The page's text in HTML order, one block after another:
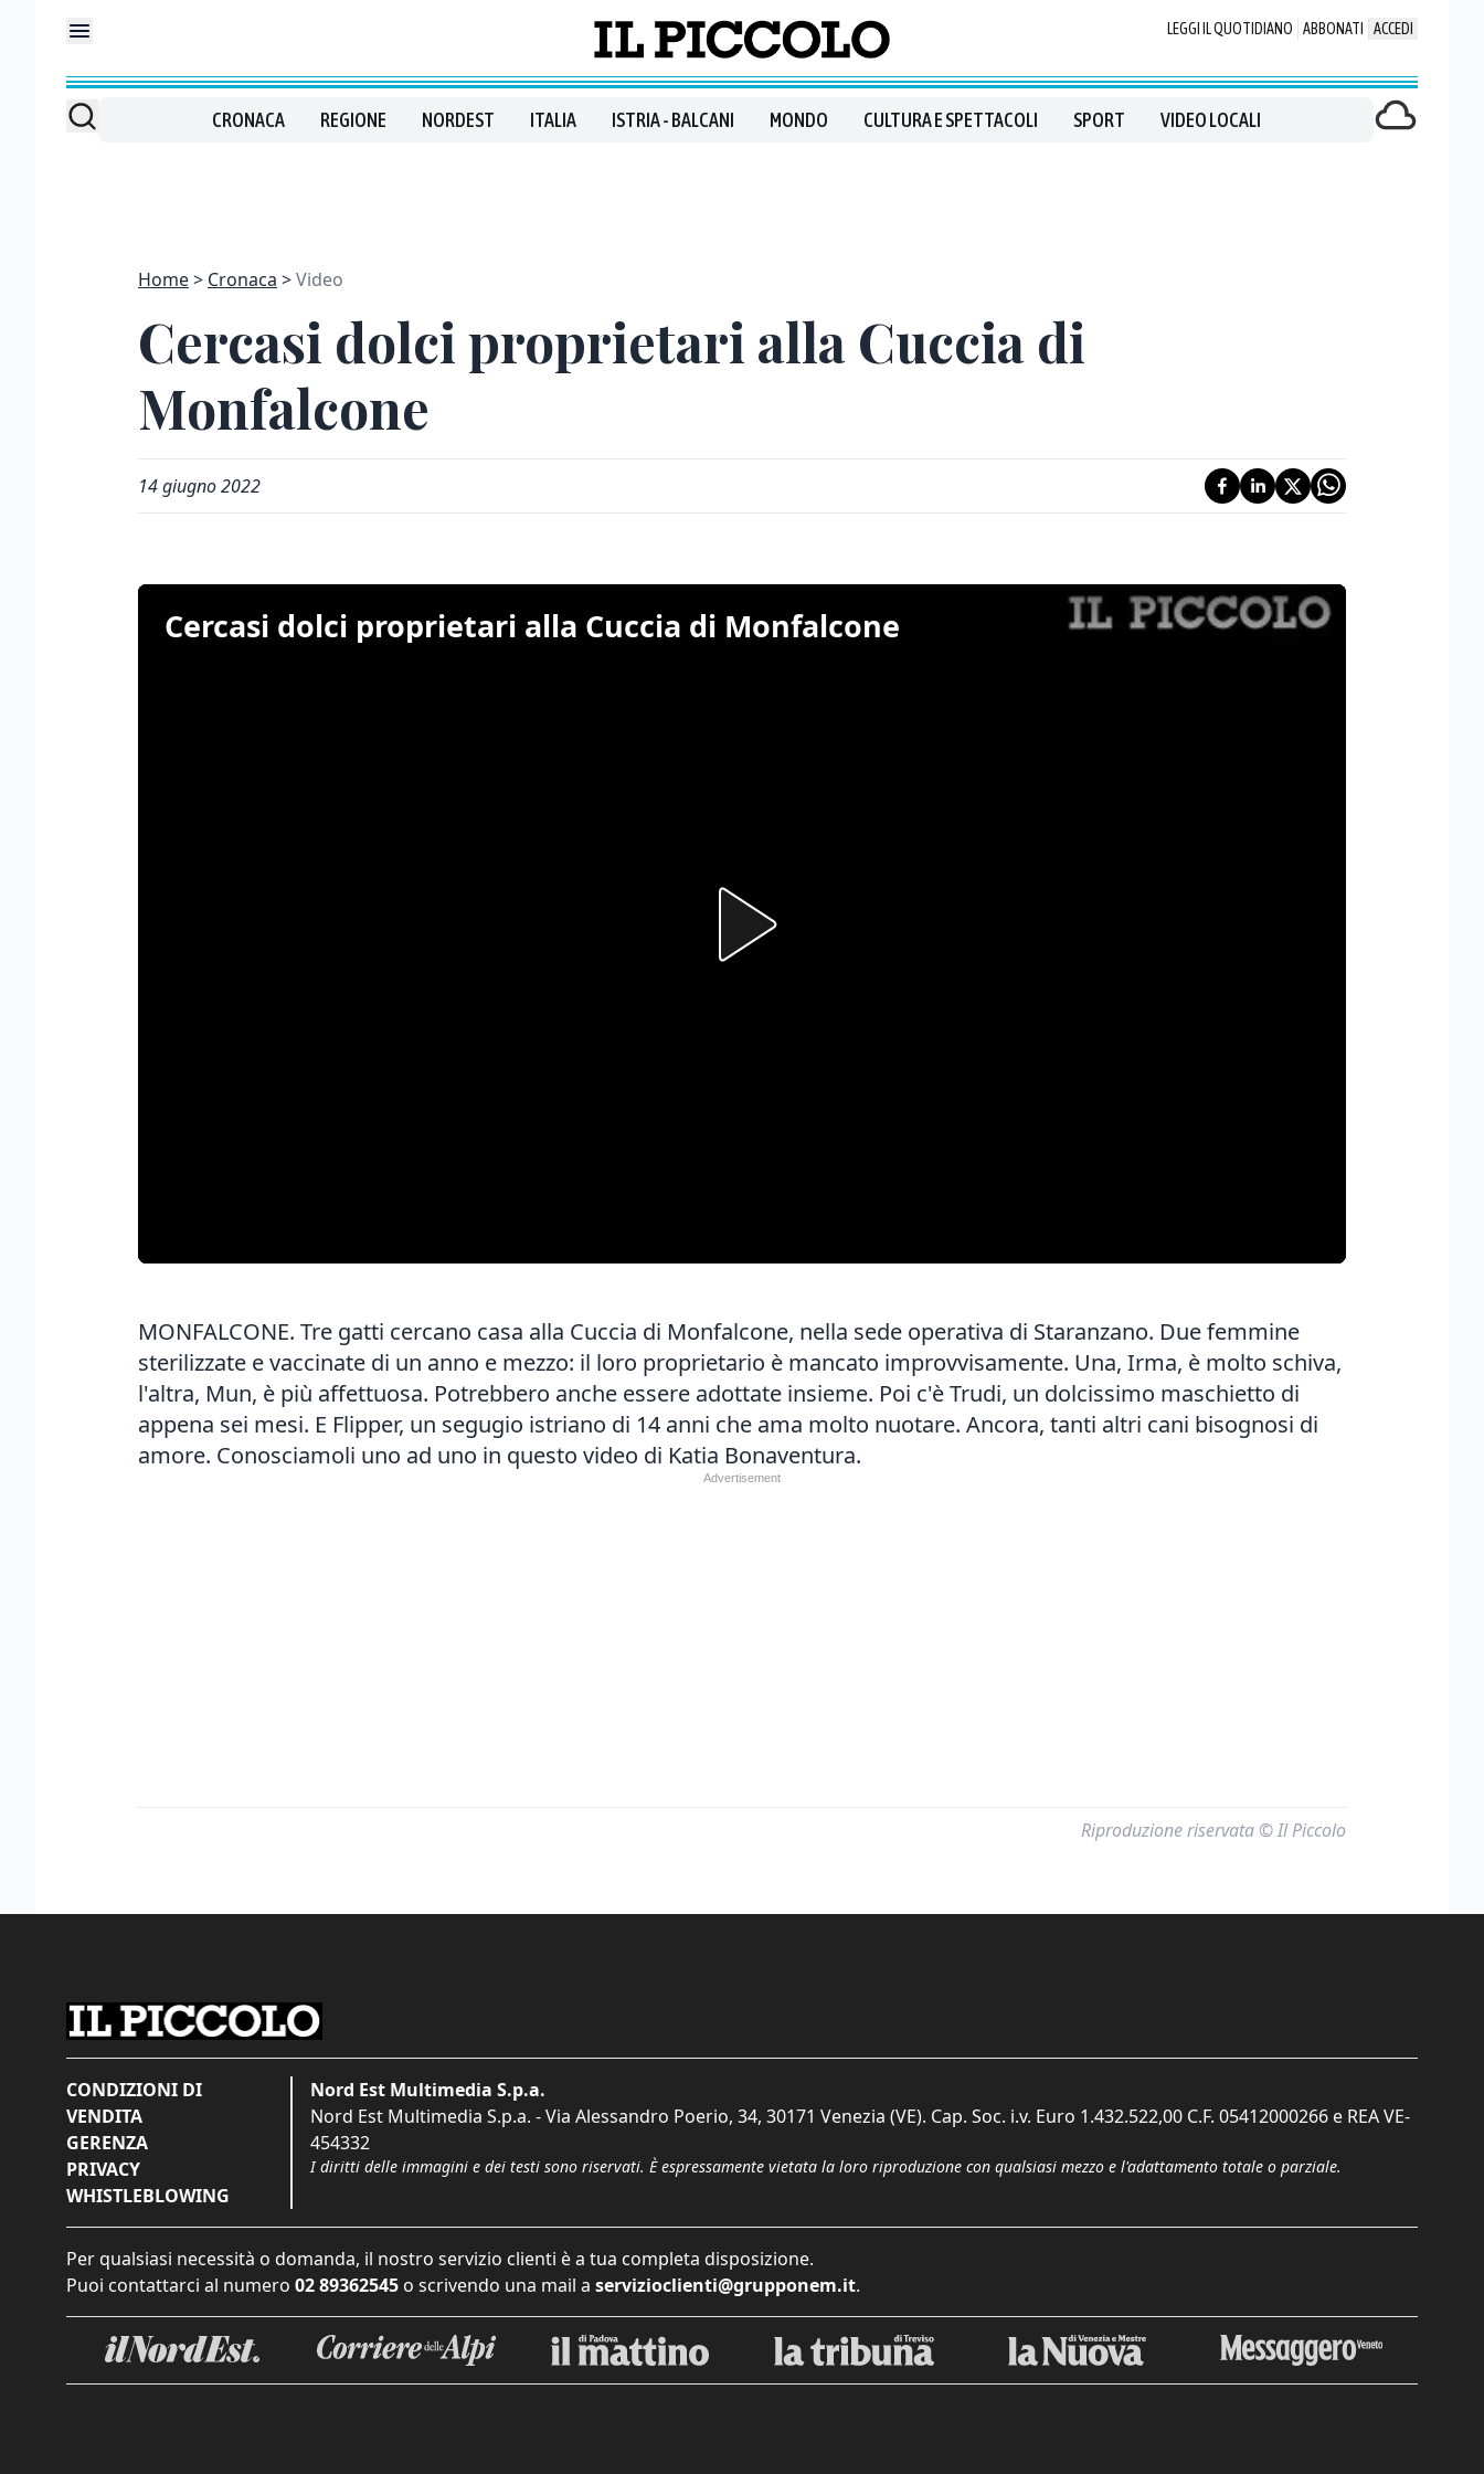
LEGGI IL QUOTIDIANO ABBONATI ACCEDI
CRONACA REGIONE NORDEST ITALIA ISTRIA - BALCANI MONDO CULTURA E SPETTACOLI SPORT VIDEO LOCALI
Home Cronaca Video
Cercasi dolci proprietari alla Cuccia di
Monfalcone
14 giugno 2022
Cercasi dolci proprietari alla Cuccia di Monfalcone
MONFALCONE. Tre gatti cercano casa alla Cuccia di Monfalcone, nella sede operativa di Staranzano. Due femmine
sterilizzate e vaccinate di un anno e mezzo: il loro proprietario è mancato improvvisamente. Una, Irma, è molto schiva,
l'altra, Mun, è più affettuosa. Potrebbero anche essere adottate insieme. Poi c'è Trudi, un dolcissimo maschietto di
appena sei mesi. E Flipper, un segugio istriano di 14 anni che ama molto nuotare. Ancora, tanti altri cani bisognosi di
amore. Conosciamoli uno ad uno in questo video di Katia Bonaventura.
Riproduzione riservata © Il Piccolo
CONDIZIONI DI
VENDITA
GERENZA
PRIVACY
WHISTLEBLOWING
Nord Est Multimedia S.p.a.
Nord Est Multimedia S.p.a. - Via Alessandro Poerio, 34, 30171 Venezia (VE). Cap. Soc. i.v. Euro 1.432.522,00 C.F. 05412000266 e REA VE-
454332
I diritti delle immagini e dei testi sono riservati. È espressamente vietata la loro riproduzione con qualsiasi mezzo e l'adattamento totale o parziale.
Per qualsiasi necessità o domanda, il nostro servizio clienti è a tua completa disposizione.
Puoi contattarci al numero 02 89362545 o scrivendo una mail a servizioclienti@grupponem.it.